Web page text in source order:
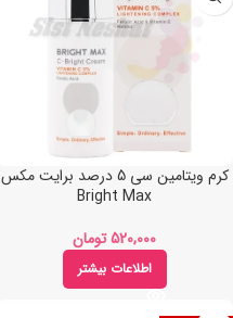
کرم ویتامین سی 5 درصد برایت مکس
Bright Max
تومان
اطلاعات بیشتر